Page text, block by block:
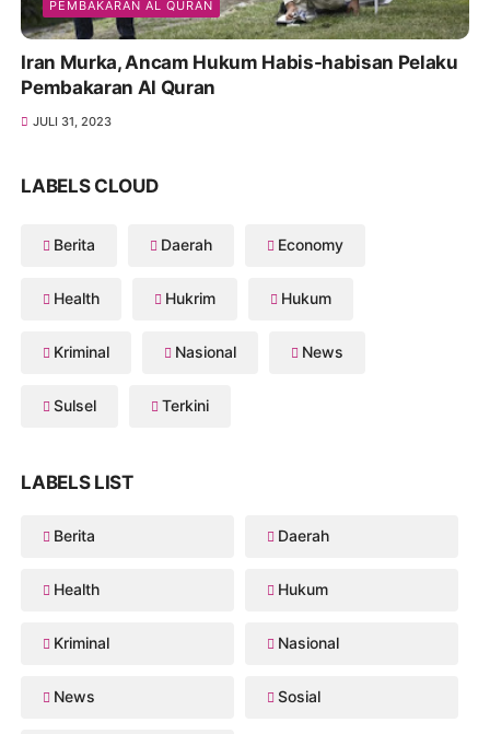
PEMBAKARAN AL QURAN
Iran Murka, Ancam Hukum Habis-habisan Pelaku
Pembakaran Al Quran
JULI 31, 2023
LABELS CLOUD
Berita Daerah Economy
Health Hukrim Hukum
Kriminal Nasional News
Sulsel Terkini
LABELS LIST
Berita Daerah
Health Hukum
Kriminal Nasional
News Sosial